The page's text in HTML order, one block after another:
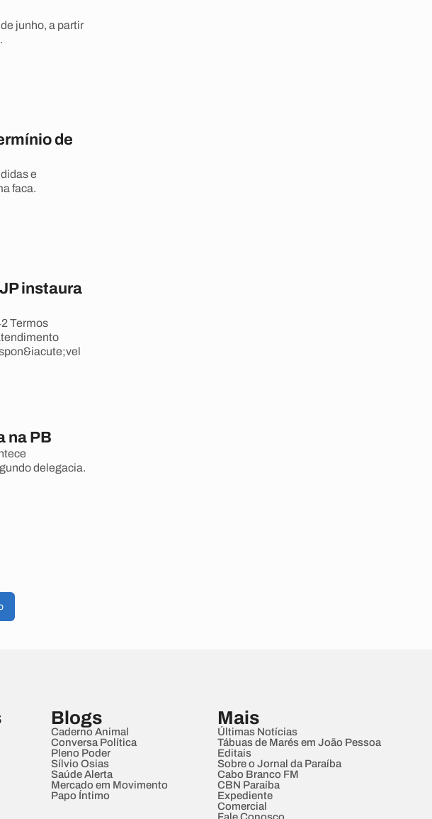
junho, a partir
de
e
faca.
instaura
Termos
na PB
delegacia.
Blogs
Caderno Animal
Conversa Política
Pleno Poder
Sílvio Osias
Saúde Alerta
Mercado em Movimento
Papo Íntimo
Mais
Últimas Notícias
Tábuas de Marés em João Pessoa
Editais
Sobre o Jornal da Paraíba
Cabo Branco FM
CBN Paraíba
Expediente
Comercial